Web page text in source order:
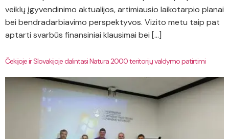
veiklų įgyvendinimo aktualijos, artimiausio laikotarpio planai
bei bendradarbiavimo perspektyvos. Vizito metu taip pat
aptarti svarbūs finansiniai klausimai bei […]
Čekijoje ir Slovakijoje dalintasi Natura 2000 teritorijų valdymo patirtimi